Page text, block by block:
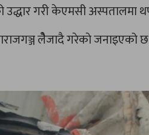
उद्धार गरी केएमसी अस्पतालमा
लेैजादै गरेकाे जनाइएको छ